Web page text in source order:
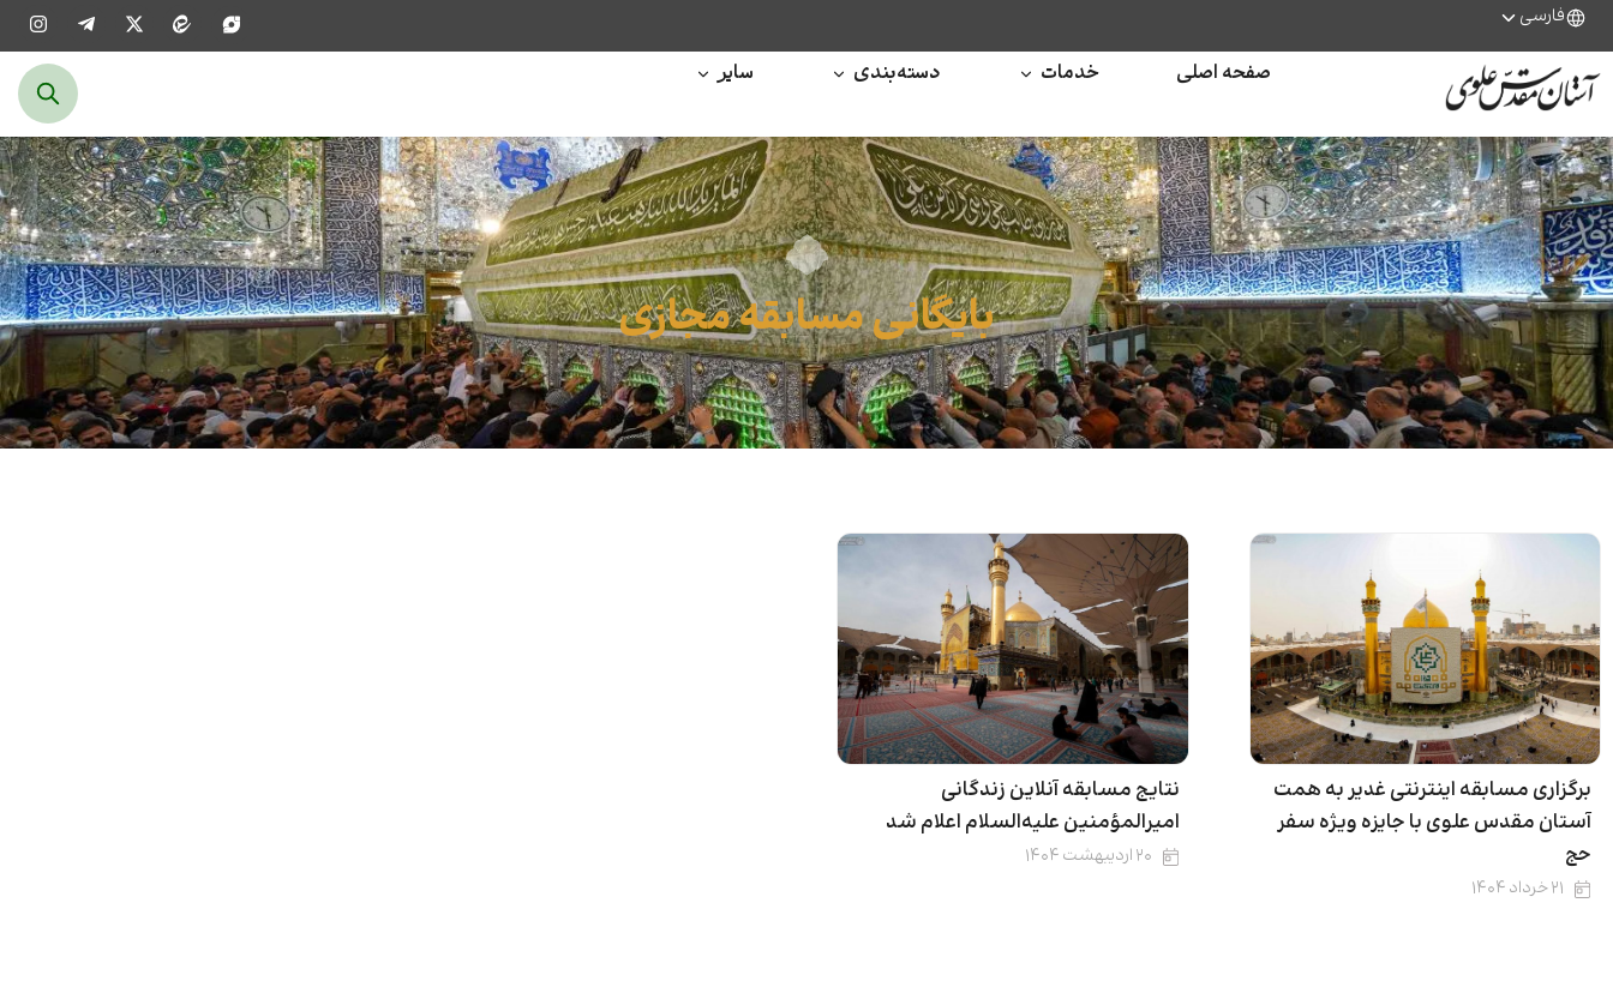
فارسی
صفحه اصلی خدمات دسته‌بندی سایر
بایگانی مسابقه مجازی
برگزاری مسابقه اینترنتی غدیر به همت
آستان مقدس علوی با جایزه ویژه سفر
حج
۲۱ خرداد ۱۴۰۴
نتایج مسابقه آنلاین زندگانی
امیرالمؤمنین علیه‌السلام اعلام شد
۲۰ اردیبهشت ۱۴۰۴